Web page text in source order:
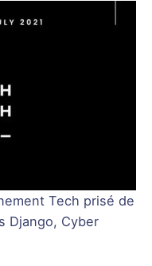
Tech prisé de
Django, Cyber